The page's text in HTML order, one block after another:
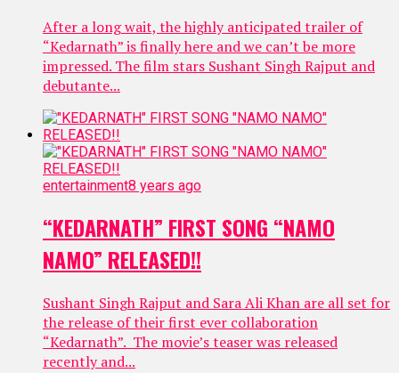
After a long wait, the highly anticipated trailer of
“Kedarnath” is finally here and we can’t be more
impressed. The film stars Sushant Singh Rajput and
debutante...
entertainment8 years ago
“KEDARNATH” FIRST SONG “NAMO
NAMO” RELEASED!!
Sushant Singh Rajput and Sara Ali Khan are all set for
the release of their first ever collaboration
“Kedarnath”. The movie’s teaser was released
recently and...